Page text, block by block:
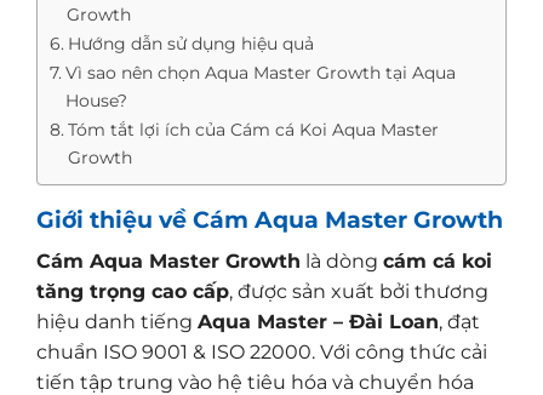
Growth
Hướng dẫn sử dụng hiệu quả
Vì sao nên chọn Aqua Master Growth tại Aqua
House?
Tóm tắt lợi ích của Cám cá Koi Aqua Master
Growth
Giới thiệu về Cám Aqua Master Growth
Cám Aqua Master Growth là dòng cám cá koi
tăng trọng cao cấp, được sản xuất bởi thương
hiệu danh tiếng Aqua Master – Đài Loan, đạt
chuẩn ISO 9001 & ISO 22000. Với công thức cải
tiến tập trung vào hệ tiêu hóa và chuyển hóa